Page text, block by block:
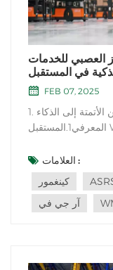
العصبي للخدمات
في المستقبل
FEB 07, 2025
1. الاختراق التكنولوجي: من الأتمتة إلى الذكاء
المعرفي1.المستقبل WMS لن يقتصر على الوظائف الأساسية
للنظام تحليل بيانات
حركة المرور ،
العلامات :
كينغمور
آر جي في